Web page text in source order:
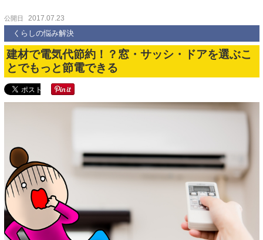
公開日 2017.07.23
くらしの悩み解決
建材で電気代節約！？窓・サッシ・ドアを選ぶこ
とでもっと節電できる